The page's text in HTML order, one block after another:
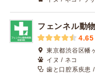
フェンネル動
4.65
東京都渋谷区幡
イヌ / ネコ
歯と口腔系疾患